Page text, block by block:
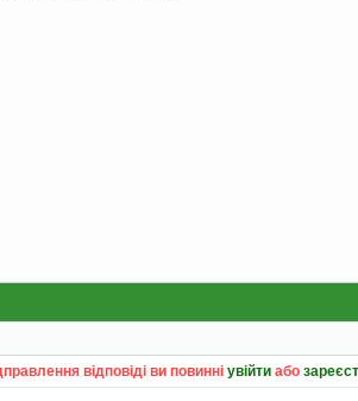
відповіді ви повинні увійти або